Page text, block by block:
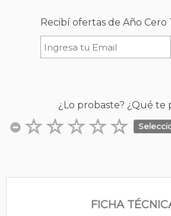
Recibí ofertas de Año
¿Lo probaste? ¿Qué te
FICHA